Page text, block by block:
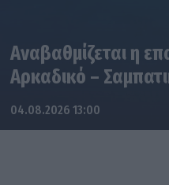
Αναβαθμίζεται η
Αρκαδικό –
04.08.2026 13:00